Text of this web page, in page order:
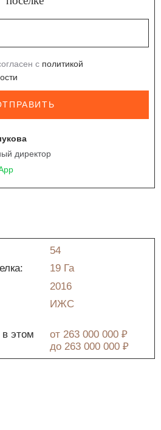
с политикой
директор
54
19 Га
2016
ИЖС
в этом
от 263 000 000 ₽
до 263 000 000 ₽